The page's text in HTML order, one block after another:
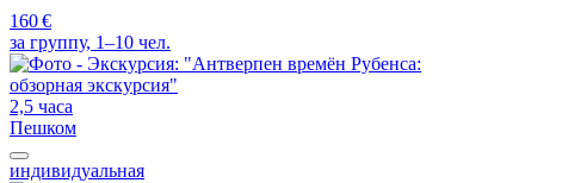
160 €
за группу, 1–10 чел.
2,5 часа
Пешком
индивидуальная